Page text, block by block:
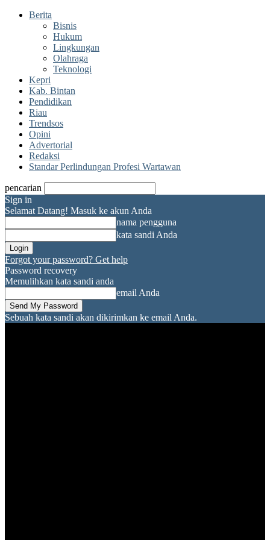
Berita
Bisnis
Hukum
Lingkungan
Olahraga
Teknologi
Kepri
Kab. Bintan
Pendidikan
Riau
Trendsos
Opini
Advertorial
Redaksi
Standar Perlindungan Profesi Wartawan
pencarian
Sign in
Selamat Datang! Masuk ke akun Anda
nama pengguna
kata sandi Anda
Forgot your password? Get help
Password recovery
Memulihkan kata sandi anda
email Anda
Sebuah kata sandi akan dikirimkan ke email Anda.